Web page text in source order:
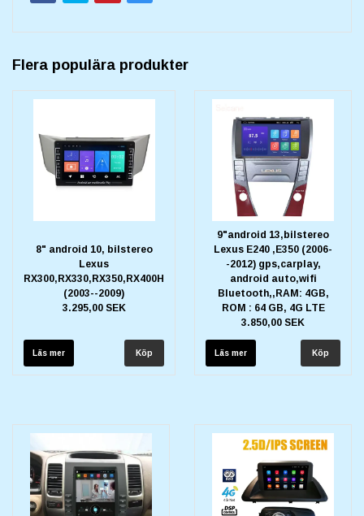
Flera populära produkter
8" android 10, bilstereo
Lexus
RX300,RX330,RX350,RX400H
(2003--2009)
3.295,00 SEK
Läs mer
9"android 13,bilstereo
Lexus E240 ,E350 (2006-
-2012) gps,carplay,
android auto,wifi
Bluetooth,,RAM: 4GB,
ROM : 64 GB, 4G LTE
3.850,00 SEK
Läs mer